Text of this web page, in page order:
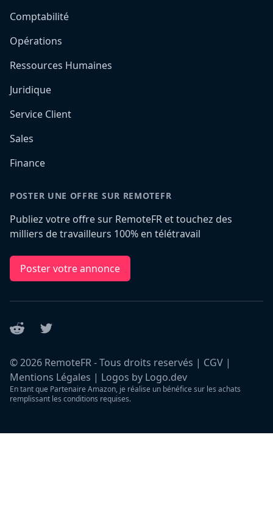
Comptabilité
Opérations
Ressources Humaines
Juridique
Service Client
Sales
Finance
POSTER UNE OFFRE SUR REMOTEFR
Publiez votre offre sur RemoteFR et touchez des
milliers de travailleurs 100% en télétravail
Poster votre annonce
Reddit Twitter
©2026 RemoteFR - Tous droits reservés | CGV |
Mentions Légales | Logos by Logo.dev
En tant que Partenaire Amazon, je réalise un bénéfice sur les achats
remplissant les conditions requises.